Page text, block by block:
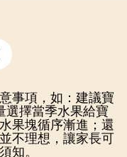
事項，如：建議寶
選擇當季水果給寶
果塊循序漸進；還
不理想，讓家長可
知。